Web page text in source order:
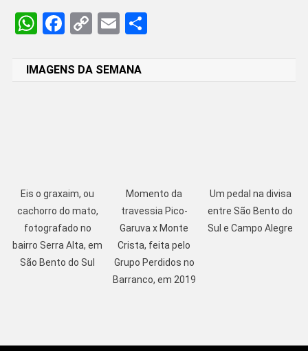
WhatsApp
Facebook
CopyEmailShare
IMAGENS DA SEMANA
Eis o graxaim, ou
cachorro do mato,
fotografado no
bairro Serra Alta, em
São Bento do Sul
Momento da
travessia Pico-
Garuva x Monte
Crista, feita pelo
Grupo Perdidos no
Barranco, em 2019
Um pedal na divisa
entre São Bento do
Sul e Campo Alegre